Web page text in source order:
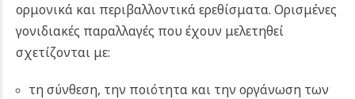
ορμονικά και περιβαλλοντικά ερεθίσματα. Ορισμένες
γονιδιακές παραλλαγές που έχουν μελετηθεί
σχετίζονται με:
τη σύνθεση, την ποιότητα και την οργάνωση των